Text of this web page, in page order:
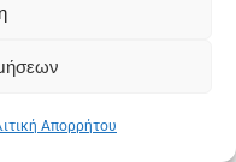
Απορρήτου